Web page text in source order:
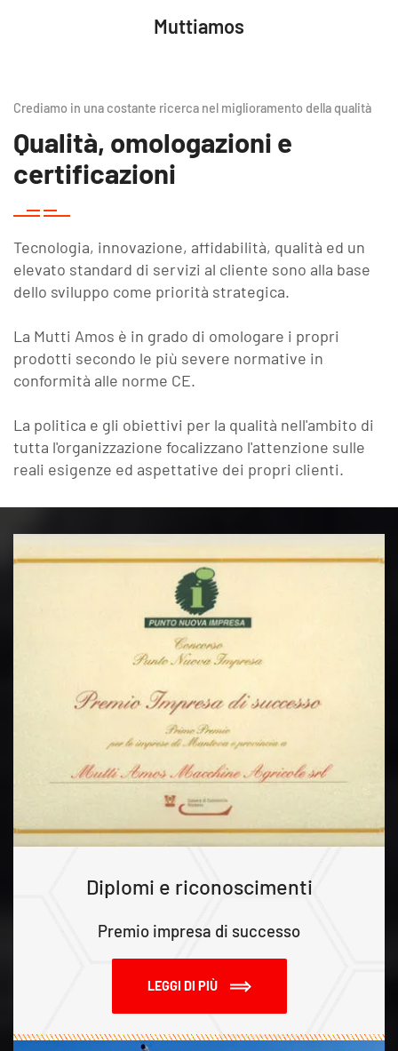
Muttiamos
Crediamo in una costante ricerca nel miglioramento della qualità
Qualità, omologazioni e
certificazioni
Tecnologia, innovazione, affidabilità, qualità ed un
elevato standard di servizi al cliente sono alla base
dello sviluppo come priorità strategica.
La Mutti Amos è in grado di omologare i propri
prodotti secondo le più severe normative in
conformità alle norme CE.
La politica e gli obiettivi per la qualità nell'ambito di
tutta l'organizzazione focalizzano l'attenzione sulle
reali esigenze ed aspettative dei propri clienti.
Diplomi e riconoscimenti
Premio impresa di successo
LEGGI DI PIÙ